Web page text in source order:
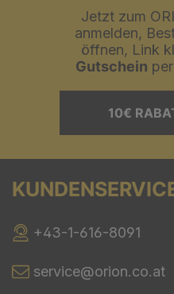
Jetzt zum
anmelden,
öffnen, Link
Gutschein
10€
+43-1-616-8091
service@orion.co.at